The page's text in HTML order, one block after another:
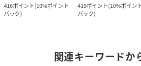
416ポイント(10%ポイント
バック)
419ポイント(10%ポイント
バック)
関連キーワードか